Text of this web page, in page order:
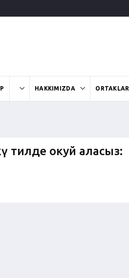
HAKKIMIZDA ORTAKLAR
тилде окуй аласыз: